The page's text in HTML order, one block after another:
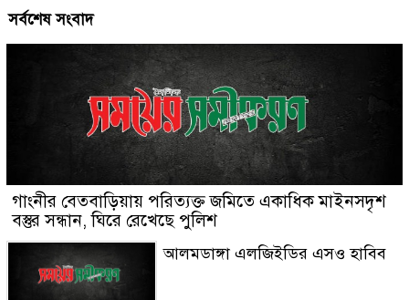
সর্বশেষ সংবাদ
গাংনীর বেতবাড়িয়ায় পরিত্যক্ত জমিতে একাধিক মাইনসদৃশ
বস্তুর সন্ধান, ঘিরে রেখেছে পুলিশ
আলমডাঙ্গা এলজিইডির এসও হাবিব